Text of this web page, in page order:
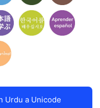
Urdu a Unicode